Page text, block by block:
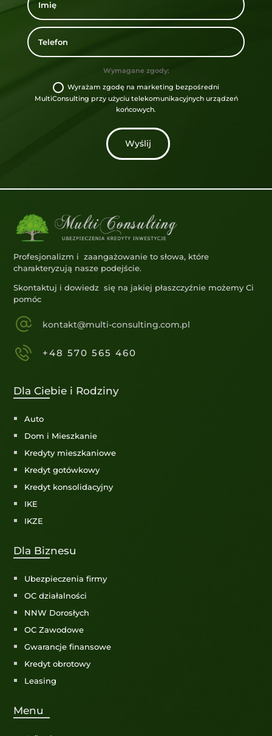
Wymagane zgody:
Wyrażam zgodę na marketing bezpośredni
MultiConsulting przy użyciu telekomunikacyjnych urządzeń
końcowych.
Wyślij
Profesjonalizm i zaangażowanie to słowa, które
charakteryzują nasze podejście.
Skontaktuj i dowiedz się na jakiej płaszczyźnie możemy Ci
pomóc
kontakt@multi-consulting.com.pl
+48 570 565 460
Dla Ciebie i Rodziny
Auto
Dom i Mieszkanie
Kredyty mieszkaniowe
Kredyt gotówkowy
Kredyt konsolidacyjny
IKE
IKZE
Dla Biznesu
Ubezpieczenia firmy
OC działalności
NNW Dorosłych
OC Zawodowe
Gwarancje finansowe
Kredyt obrotowy
Leasing
Menu